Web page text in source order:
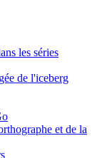
les séries
de l'iceberg
et de la